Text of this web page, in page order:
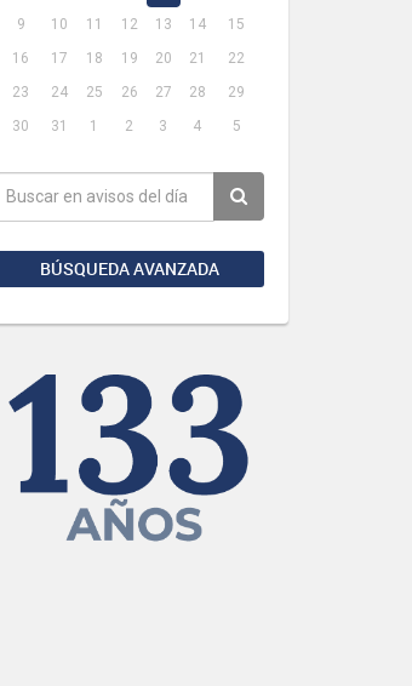
9
10 11 12 13 14
15
16
17 18 19 20 21
22
23
24 25 26 27 28
29
30
31 1 2 3 4 5
BÚSQUEDA AVANZADA